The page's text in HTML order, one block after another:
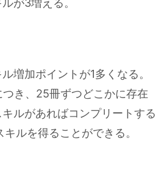
が3増える。
増加ポイントが1多くなる。
き、25冊ずつどこかに存在
ルがあればコンプリートする
ルを得ることができる。